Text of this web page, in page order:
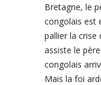
Bretagne, le
congolais est
pallier la crise
assiste le
congolais
Mais la foi